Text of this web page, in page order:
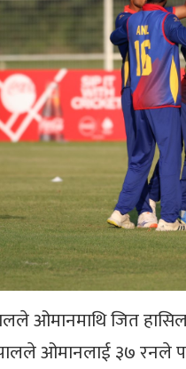
ओमानमाथि जित हासिल
ओमानलाई ३७ रनले